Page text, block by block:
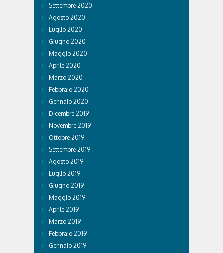
Settembre 2020
Agosto 2020
Luglio 2020
Giugno 2020
Maggio 2020
Aprile 2020
Marzo 2020
Febbraio 2020
Gennaio 2020
Dicembre 2019
Novembre 2019
Ottobre 2019
Settembre 2019
Agosto 2019
Luglio 2019
Giugno 2019
Maggio 2019
Aprile 2019
Marzo 2019
Febbraio 2019
Gennaio 2019